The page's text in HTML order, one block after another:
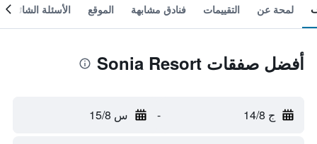
لمحة عن التقييمات فنادق مشابهة الموقع الأسئلة الشائعة
أفضل صفقات Sonia Resort
ج 14/8 - س 15/8